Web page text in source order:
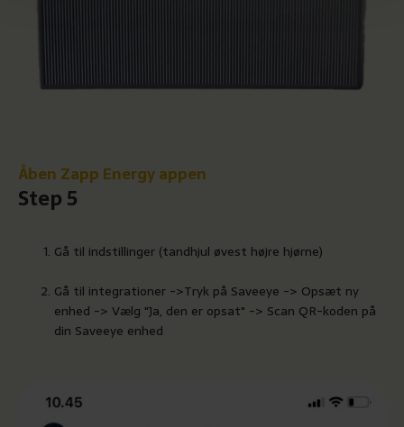
Åben Zapp Energy appen
Step 5
Gå til indstillinger (tandhjul øvest højre hjørne)
Gå til integrationer ->Tryk på Saveeye -> Opsæt ny
enhed -> Vælg "Ja, den er opsat" -> Scan QR-koden på
din Saveeye enhed